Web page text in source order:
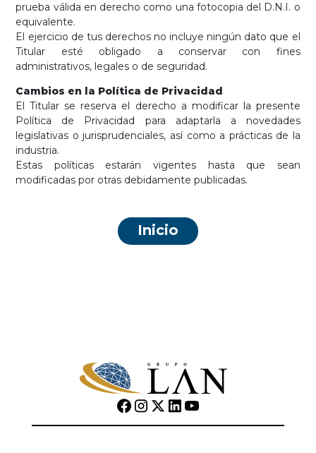
prueba válida en derecho como una fotocopia del D.N.I. o
equivalente.
El ejercicio de tus derechos no incluye ningún dato que el
Titular esté obligado a conservar con fines
administrativos, legales o de seguridad.
Cambios en la Política de Privacidad
El Titular se reserva el derecho a modificar la presente
Política de Privacidad para adaptarla a novedades
legislativas o jurisprudenciales, así como a prácticas de la
industria.
Estas políticas estarán vigentes hasta que sean
modificadas por otras debidamente publicadas.
Inicio